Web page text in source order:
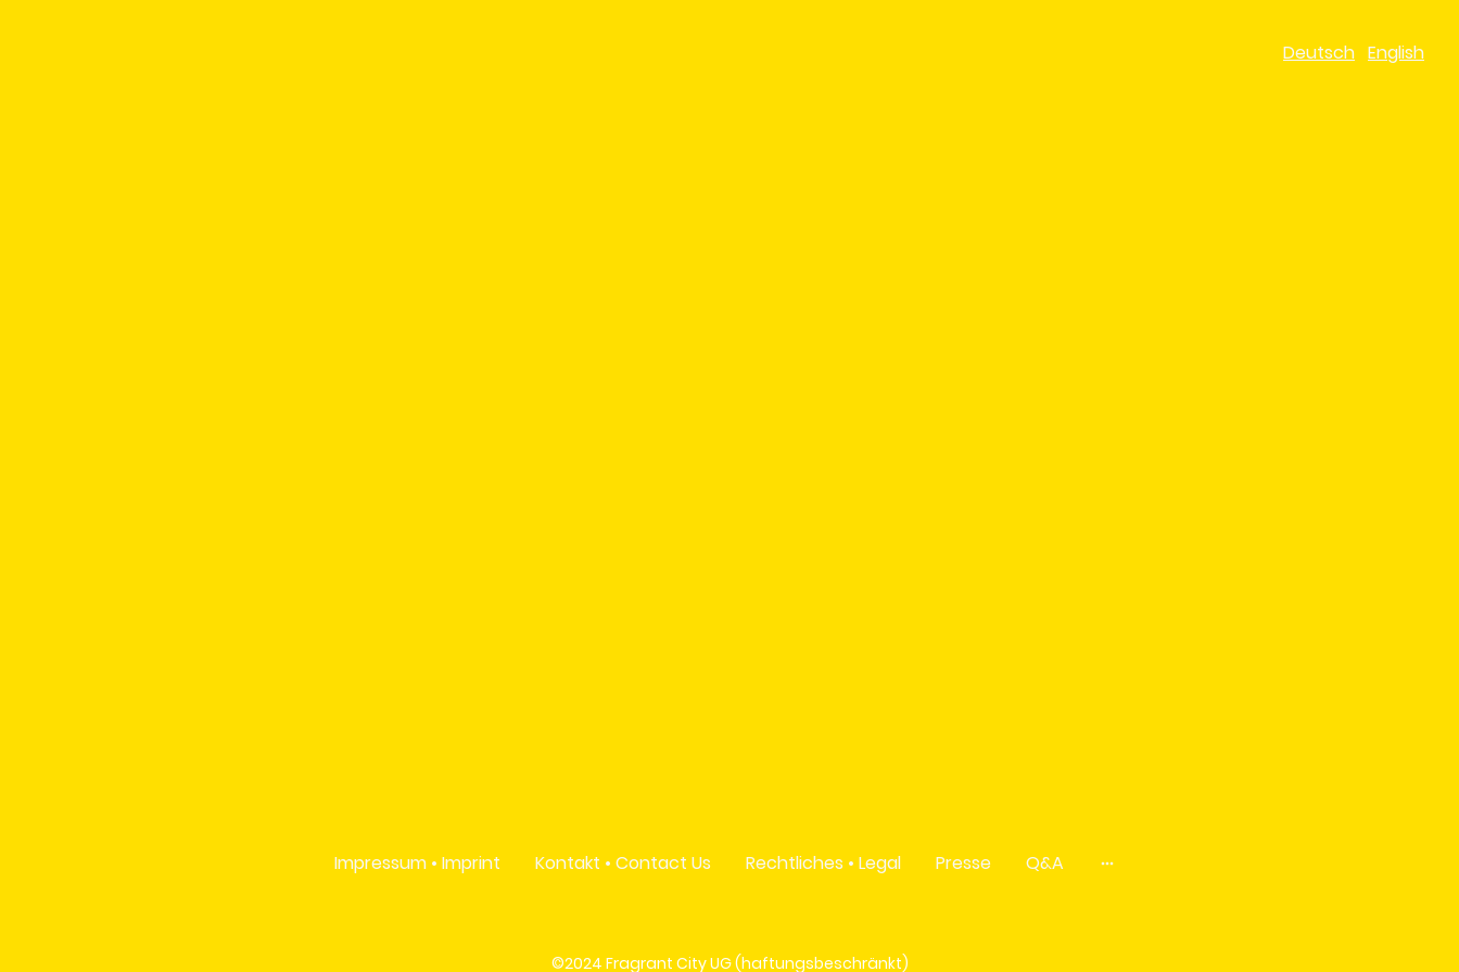
Deutsch English
Impressum • Imprint Kontakt • Contact Us Rechtliches • Legal Presse Q&A
©2024 Fragrant City UG (haftungsbeschränkt)